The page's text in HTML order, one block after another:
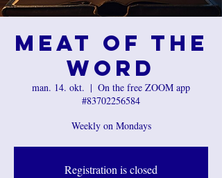
Meat of the
Word
man. 14. okt.
  |
On the free ZOOM app
#83702256584
Weekly on Mondays
Registration is closed